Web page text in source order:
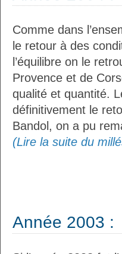
Comme dans
le retour à des
l’équilibre on le
Provence et de
qualité et quantité.
définitivement le
Bandol, on a pu
(Lire la suite du
Année 2003 :